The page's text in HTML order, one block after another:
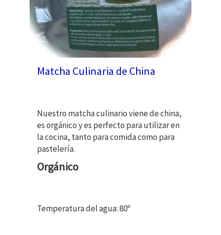
Matcha Culinaria de China
Nuestro matcha culinario viene de china,
es orgánico y es perfecto para utilizar en
la cocina, tanto para comida como para
pastelería.
Orgánico
Temperatura del agua: 80º